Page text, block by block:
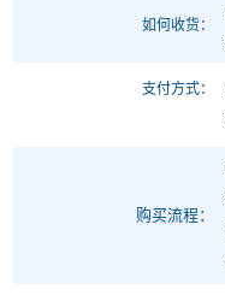
如何收货：
支付方式：
购买流程：